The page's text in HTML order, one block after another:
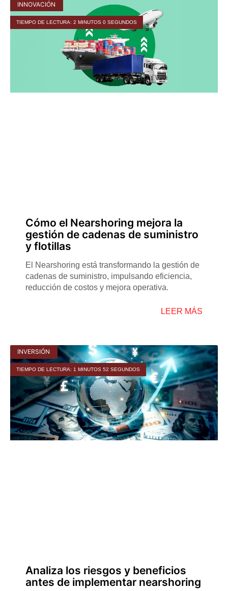
INNOVACIÓN
Cómo el Nearshoring mejora la
gestión de cadenas de suministro
y flotillas
TIEMPO DE LECTURA: 2 MINUTOS 0 SEGUNDOS
El Nearshoring está transformando la gestión de
cadenas de suministro, impulsando eficiencia,
reducción de costos y mejora operativa.
LEER MÁS
INVERSIÓN
Analiza los riesgos y beneficios
antes de implementar nearshoring
TIEMPO DE LECTURA: 1 MINUTOS 52 SEGUNDOS